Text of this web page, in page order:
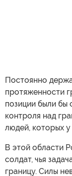
Постоянно
протяженности
позиции были бы
контроля над
людей, которых
В этой области
солдат, чья
границу. Силы